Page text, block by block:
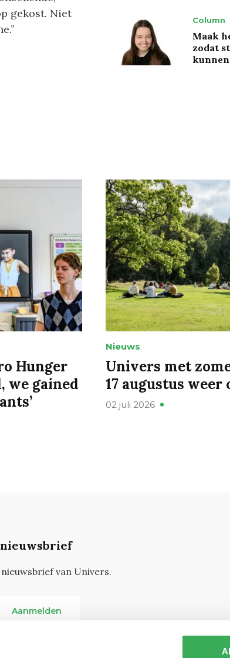
gekost. Niet
Column
Maak
zodat
Hunger
we gained
Nieuws
Univers met
17 augustus
02 juli 2026
van Univers.
Aanmelden